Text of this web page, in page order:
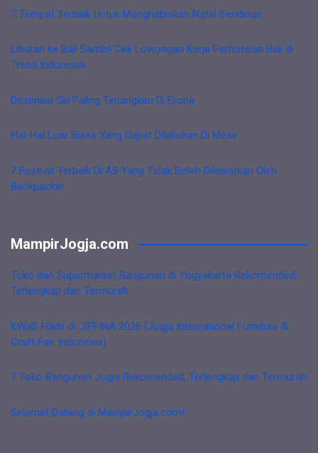
7 Tempat Terbaik Untuk Menghabiskan Natal Sendirian
Liburan ke Bali Sambil Cek Lowongan Kerja Perhotelan Bali di
Trend Indonesia
Destinasi Ski Paling Terjangkau Di Eropa
Hal-Hal Luar Biasa Yang Dapat Dilakukan Di Mesir
7 Festival Terbaik Di AS Yang Tidak Boleh Dilewatkan Oleh
Backpacker
MampirJogja.com
Toko dan Supermarket Bangunan di Yogyakarta Rekomended,
Terlengkap dan Termurah
KWaS Hadir di JIFFINA 2026 (Jogja International Furniture &
Craft Fair Indonesia)
7 Toko Bangunan Jogja Rekomended, Terlengkap dan Termurah
Selamat Datang di MampirJogja.com!